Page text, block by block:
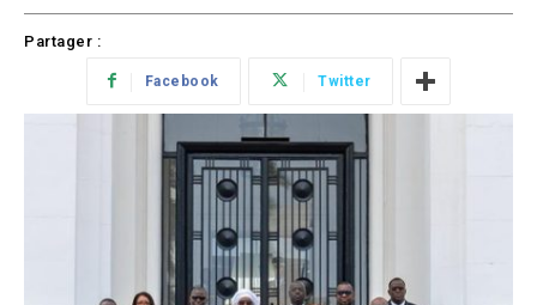
Partager :
Facebook Twitter